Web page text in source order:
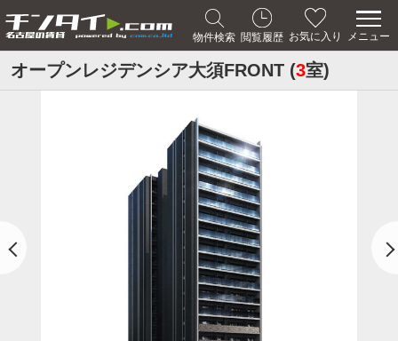
物件検索 閲覧履歴 お気に入り メニュー
オープンレジデンシア大須FRONT (3室)